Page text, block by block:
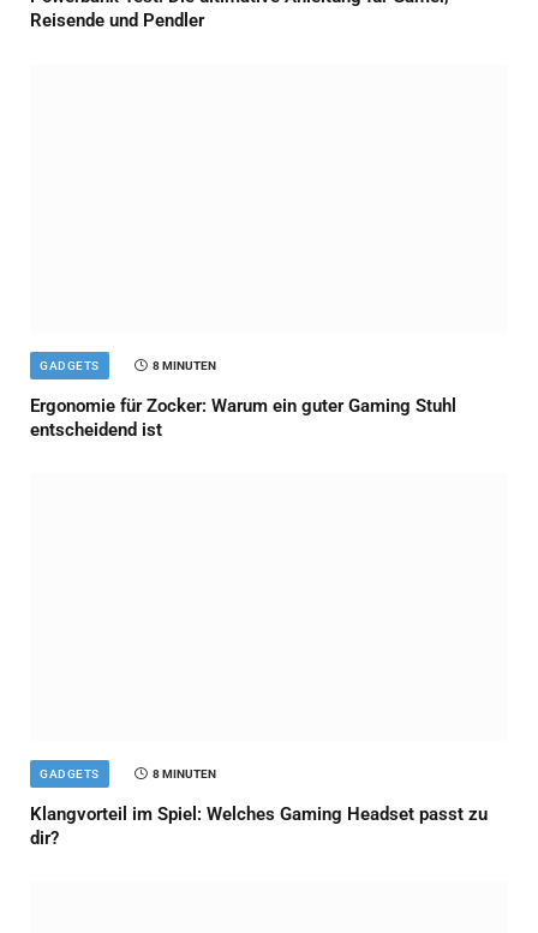
Reisende und Pendler
GADGETS 8 MINUTEN
Ergonomie für Zocker: Warum ein guter Gaming Stuhl
entscheidend ist
GADGETS 8 MINUTEN
Klangvorteil im Spiel: Welches Gaming Headset passt zu
dir?